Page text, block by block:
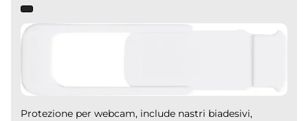
Protezione per webcam, include nastri biadesivi,